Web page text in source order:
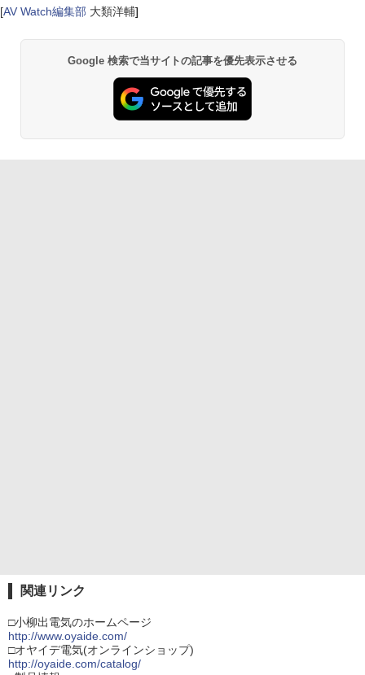
[AV Watch編集部 大類洋輔]
Google 検索で当サイトの記事を優先表示させる
関連リンク
□小柳出電気のホームページ
http://www.oyaide.com/
□オヤイデ電気(オンラインショップ)
http://oyaide.com/catalog/